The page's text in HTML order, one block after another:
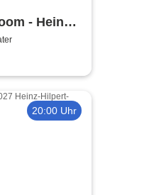
- Heinz-
20:00 Uhr